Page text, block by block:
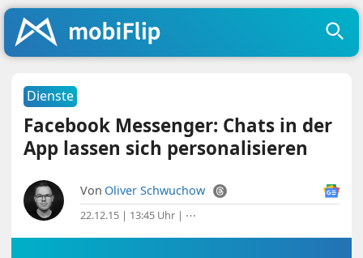
Dienste
Facebook Messenger: Chats in der
App lassen sich personalisieren
Von Oliver Schwuchow
22.12.15 | 13:45 Uhr | ⋯